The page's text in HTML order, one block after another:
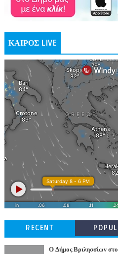
ΚΑΙΡΟΣ LIVE
RECENT
Ο Δήμος Βριλησσίων